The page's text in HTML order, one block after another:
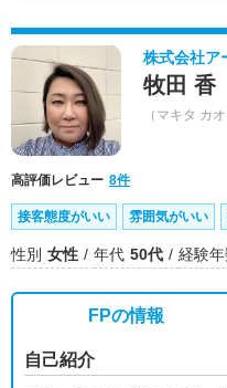
株式会社ア
牧田 香
（マキタ カオ
高評価レビュー 8件
接客態度がいい 雰囲気がいい
性別 女性 年代 50代 経験年
FPの情報
自己紹介